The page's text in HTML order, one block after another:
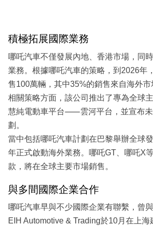
積極拓展國際業務
哪吒汽車不僅發展內地、香港市場，同
業務。根據哪吒汽車的策略，到2026年
售100萬輛，其中35%的銷售來自海外市
相關策略方面，該公司推出了專為全球
慧純電動車平台⸺雲河平台，並宣布未
劃。
當中包括哪吒汽車計劃在巴黎舉辦全球
年正式啟動海外業務。哪吒GT、哪吒X
款，將在全球主要市場銷售。
與多間國際企業合作
哪吒汽車早與不少國際企業有聯繫，曾
EIH Automotive & Trading於10月在上海